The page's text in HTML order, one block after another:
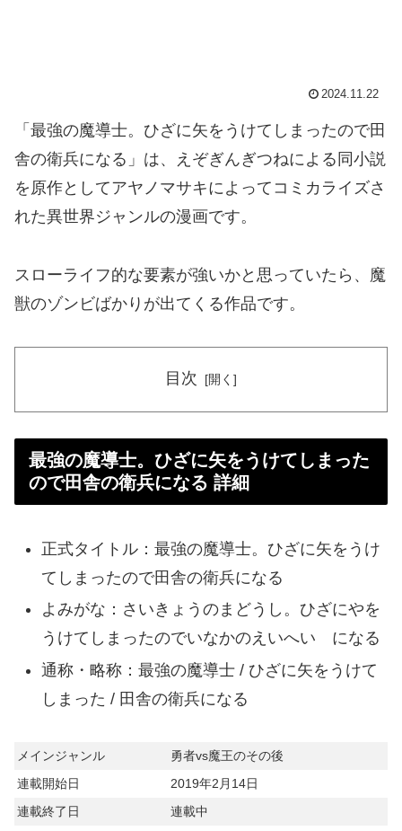
2024.11.22
「最強の魔導士。ひざに矢をうけてしまったので田
舎の衛兵になる」は、えぞぎんぎつねによる同小説
を原作としてアヤノマサキによってコミカライズさ
れた異世界ジャンルの漫画です。
スローライフ的な要素が強いかと思っていたら、魔
獣のゾンビばかりが出てくる作品です。
目次
最強の魔導士。ひざに矢をうけてしまった
ので田舎の衛兵になる 詳細
正式タイトル：最強の魔導士。ひざに矢をうけ
てしまったので田舎の衛兵になる
よみがな：さいきょうのまどうし。ひざにやを
うけてしまったのでいなかのえいへい になる
通称・略称：最強の魔導士 / ひざに矢をうけて
しまった / 田舎の衛兵になる
メインジャンル
勇者vs魔王のその後
連載開始日
2019年2月14日
連載終了日
連載中